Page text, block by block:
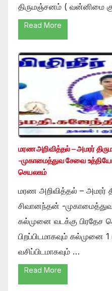
திருமஞ்சனம் ( வன்னிமை
Read More
மரண அறிவித்தல் – அமரர்
-முகாமைத்துவ சேவை
செயலகம்
மரண அறிவித்தல் – அமரர்
சிவானந்தன் -
கல்முனை வடக்கு
பிறப்பிடமாகவும்
வசிப்பிடமாகவும் …
Read More